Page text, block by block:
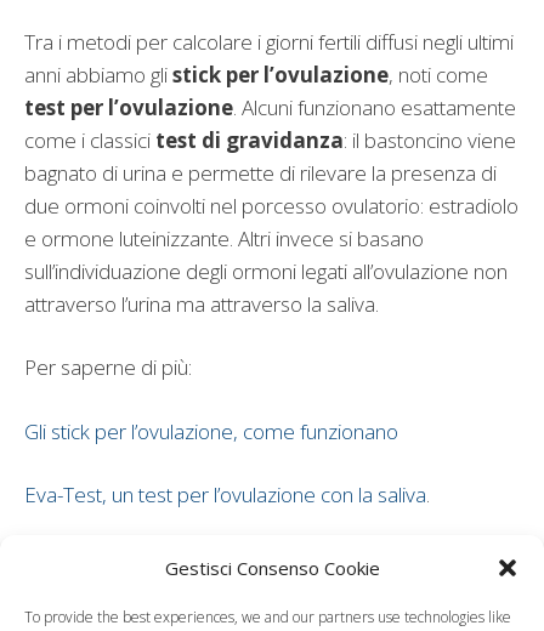
Gestisci Consenso Cookie
To provide the best experiences, we and our partners use technologies like
Tra i metodi per calcolare i giorni fertili diffusi negli ultimi
anni abbiamo glistick per l’ovulazione, noti come
test per l’ovulazione. Alcuni funzionano esattamente
come i classici test di gravidanza: il bastoncino viene
bagnato di urina e permette di rilevare la presenza di
due ormoni coinvolti nel porcesso ovulatorio: estradiolo
e ormone luteinizzante. Altri invece si basano
sull’individuazione degli ormoni legati all’ovulazione non
attraverso l’urina ma attraverso la saliva.
Per saperne di più:
Gli stick per l’ovulazione, come funzionano
Eva-Test, un test per l’ovulazione con la saliva.
Photo credit | Think Stock